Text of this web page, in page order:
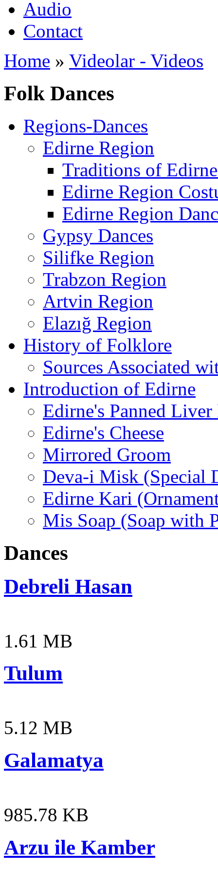
Audio
Contact
Home » Videolar - Videos
Folk Dances
Regions-Dances
Edirne Region
Traditions of
Edirne Region
Edirne Region
Gypsy Dances
Silifke Region
Trabzon Region
Artvin Region
Elazığ Region
History of Folklore
Sources Associated
Introduction of Edirne
Edirne's Panned
Edirne's Cheese
Mirrored Groom
Deva-i Misk (Special
Edirne Kari
Mis Soap (Soap with
Dances
Debreli Hasan
1.61 MB
Tulum
5.12 MB
Galamatya
985.78 KB
Arzu ile Kamber